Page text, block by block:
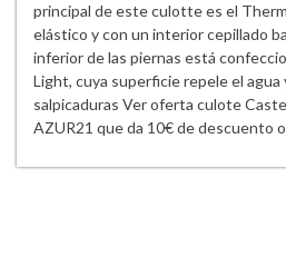
principal de este culotte es el
elástico y con un interior cepillado
inferior de las piernas está
Light, cuya superficie repele el
salpicaduras Ver oferta culote
AZUR21 que da 10€ de descuento